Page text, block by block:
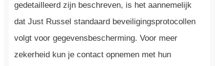
gedetailleerd zijn beschreven, is het aannemelijk
dat Just Russel standaard beveiligingsprotocollen
volgt voor gegevensbescherming. Voor meer
zekerheid kun je contact opnemen met hun